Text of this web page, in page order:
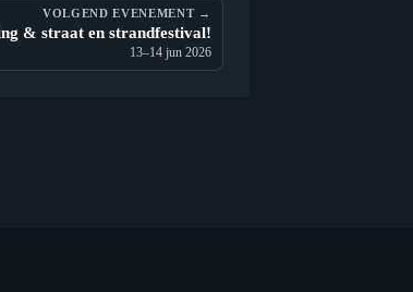
VOLGEND EVENEMENT →
& straat en strandfestival!
13–14 jun 2026